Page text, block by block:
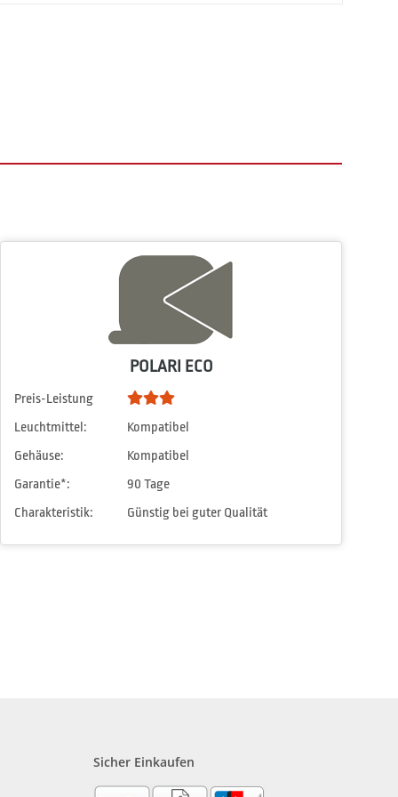
POLARI ECO
Preis-Leistung
Leuchtmittel:
Kompatibel
Gehäuse:
Kompatibel
Garantie*:
90 Tage
Charakteristik:
Günstig bei guter Qualität
Sicher Einkaufen